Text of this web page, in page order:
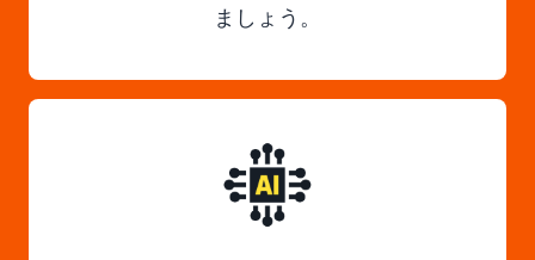
ましょう。